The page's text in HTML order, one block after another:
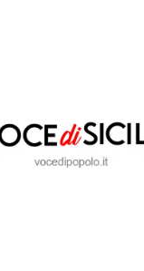
line diretto da